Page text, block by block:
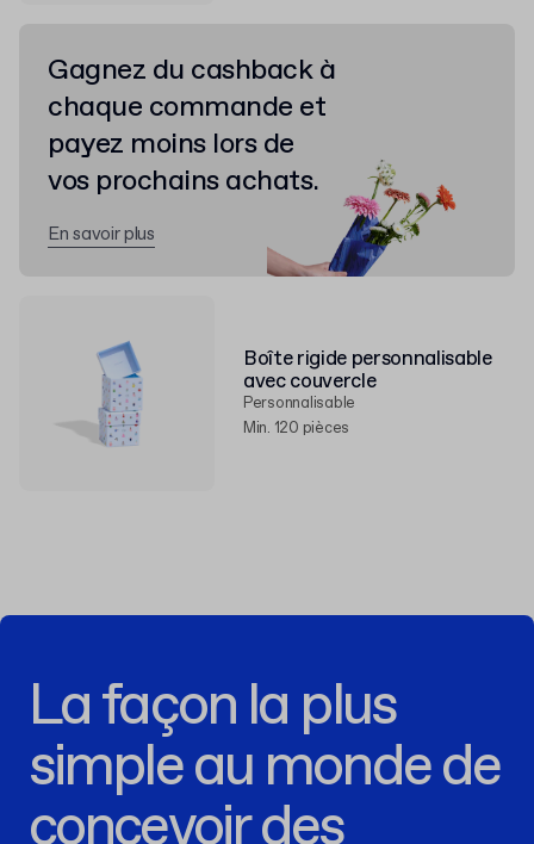
Boîte rigide personnalisable
avec couvercle
Personnalisable
Min. 120 pièces
Gagnez du cashback à
chaque commande et
payez moins lors de
vos prochains achats.
En savoir plus
La façon la plus
simple au monde de